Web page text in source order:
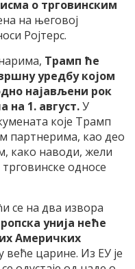
о трговинским
на његовој
Ројтерс.
Трамп ће
уредбу којом
најављени рок
на 1. август.У
које Трамп
партнерима, као део
како наводи, жели
односе
се на два извора
унија неће
Америчких
веће царине. Из ЕУ је